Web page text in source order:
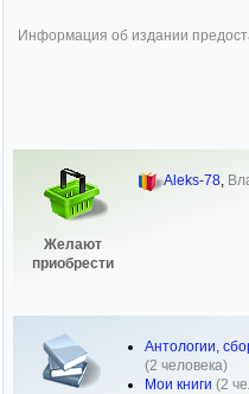
Информация об издании
Желают
приобрести
Aleks-78,
Антологии,
(2 человека)
Мои книги (2